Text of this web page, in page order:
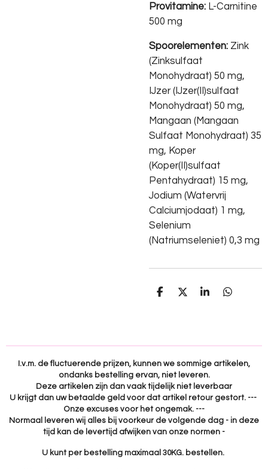
Provitamine: L-Carnitine
500 mg
Spoorelementen: Zink
(Zinksulfaat
Monohydraat) 50 mg,
IJzer (IJzer(II)sulfaat
Monohydraat) 50 mg,
Mangaan (Mangaan
Sulfaat Monohydraat) 35
mg, Koper
(Koper(II)sulfaat
Pentahydraat) 15 mg,
Jodium (Watervrij
Calciumjodaat) 1 mg,
Selenium
(Natriumseleniet) 0,3 mg
D
D
S
D
I.v.m. de fluctuerende prijzen, kunnen we sommige artikelen,
ondanks bestelling ervan, niet leveren.
Deze artikelen zijn dan vaak tijdelijk niet leverbaar
U krijgt dan uw betaalde geld voor dat artikel retour gestort. ---
Onze excuses voor het ongemak. ---
Normaal leveren wij alles bij voorkeur de volgende dag - in deze
tijd kan de levertijd afwijken van onze normen -
U kunt per bestelling maximaal 30KG. bestellen.